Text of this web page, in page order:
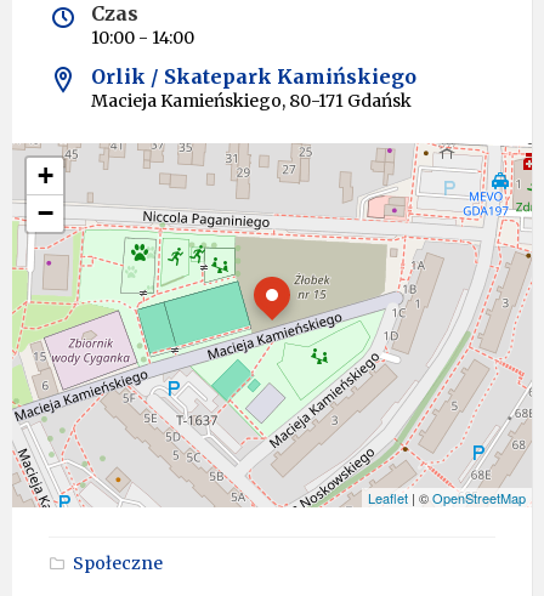
Czas
10:00 - 14:00
Orlik / Skatepark Kamińskiego
Macieja Kamieńskiego, 80-171 Gdańsk
+
−
Leaflet | ©OpenStreetMap
Społeczne